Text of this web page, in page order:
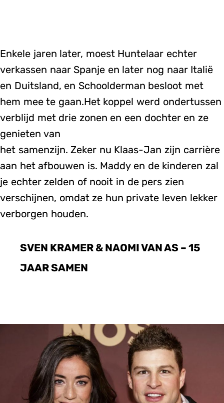
Enkele jaren later, moest Huntelaar echter
verkassen naar Spanje en later nog naar Italië
en Duitsland, en Schoolderman besloot met
hem mee te gaan.Het koppel werd ondertussen
verblijd met drie zonen en een dochter en ze
genieten van
het samenzijn. Zeker nu Klaas-Jan zijn carrière
aan het afbouwen is. Maddy en de kinderen zal
je echter zelden of nooit in de pers zien
verschijnen, omdat ze hun private leven lekker
verborgen houden.
SVEN KRAMER & NAOMI VAN AS – 15
JAAR SAMEN